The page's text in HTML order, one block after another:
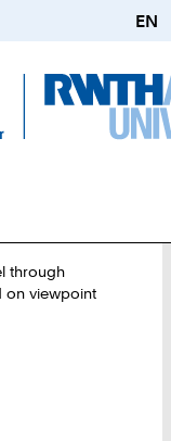
EN
through
on viewpoint